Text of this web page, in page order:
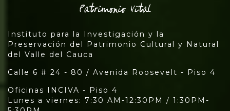
Instituto para la Investigación y la
Preservación del Patrimonio Cultural y Natural
del Valle del Cauca
Calle 6 # 24 - 80 / Avenida Roosevelt - Piso 4
Oficinas INCIVA - Piso 4
Lunes a viernes: 7:30 AM-12:30PM / 1:30PM-